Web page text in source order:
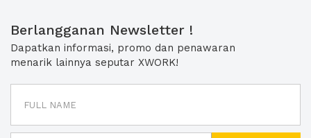
Berlangganan Newsletter !
Dapatkan informasi, promo dan penawaran
menarik lainnya seputar XWORK!